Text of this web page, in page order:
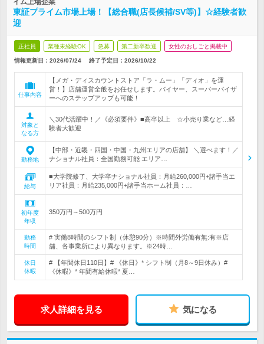
イム上場企業
東証プライム市場上場！【総合職(店長候補/SV等)】☆経験者歓
迎
正社員 業種未経験OK 急募 第二新卒歓迎 女性のおしごと掲載中
情報更新日：2026/07/24 終了予定日： 2026/10/22
仕事内容
【メガ・ディスカウントストア「ラ・ムー」「ディオ」を運
営！】店舗運営全般をお任せします。バイヤー、スーパーバイザ
ーへのステップアップも可能！
対象と
なる方
＼30代活躍中！／《必須要件》■高卒以上 ☆小売り業など…経
験者大歓迎
勤務地
【中部・近畿・四国・中国・九州エリアの店舗】 ＼選べます！／
ナショナル社員：全国勤務可能 エリア…
給与
■大学院修了、大学卒ナショナル社員：月給260,000円+諸手当エ
リア社員：月給235,000円+諸手当ホーム社員：…
初年度
年収
350万円～500万円
勤務
時間
# 実働8時間のシフト制（休憩90分）※時間外労働有無:有※店
舗、各事業所により異なります。※24時…
休日
休暇
# 【年間休日110日】# 《休日》* シフト制（月8～9日休み）#
《休暇》* 年間有給休暇* 夏…
求人詳細を見る 気になる